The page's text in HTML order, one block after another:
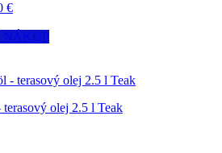
€
NÁKUP
olej 2.5 l Teak